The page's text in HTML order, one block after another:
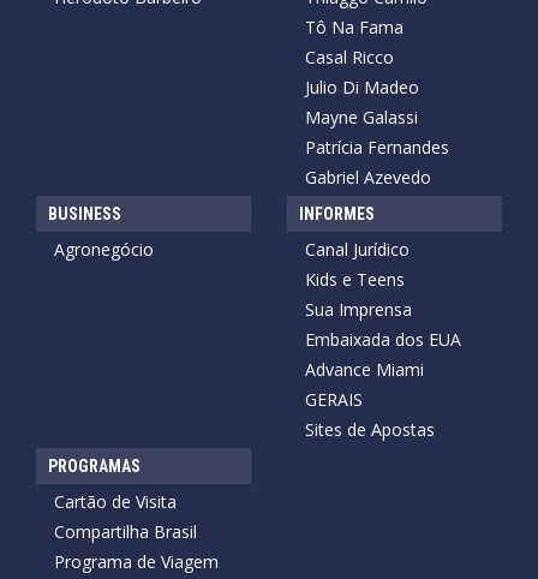
Tô Na Fama
Casal Ricco
Julio Di Madeo
Mayne Galassi
Patrícia Fernandes
Gabriel Azevedo
BUSINESS
Agronegócio
INFORMES
Canal Jurídico
Kids e Teens
Sua Imprensa
Embaixada dos EUA
Advance Miami
GERAIS
Sites de Apostas
PROGRAMAS
Cartão de Visita
Compartilha Brasil
Programa de Viagem